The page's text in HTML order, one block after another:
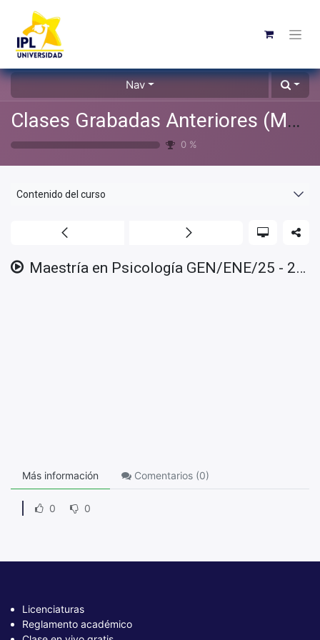
Nav
Clases Grabadas Anteriores (Material de apoyo para alumnos)
0 %
Contenido del curso
Maestría en Psicología GEN/ENE/25 - 2025/04/30
Más información Comentarios (0)
0 0
Licenciaturas
Reglamento académico